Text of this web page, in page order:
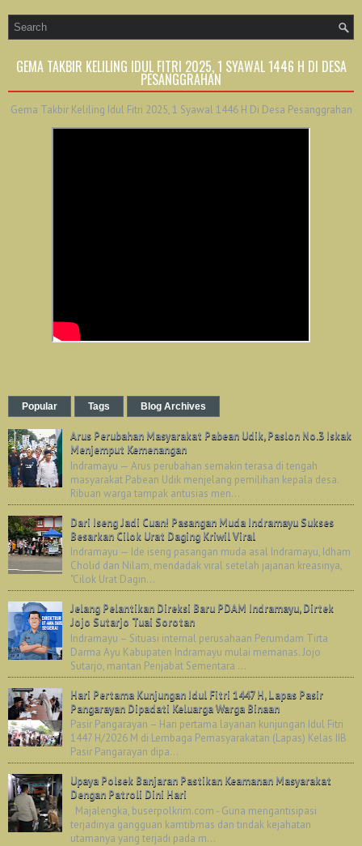
GEMA TAKBIR KELILING IDUL FITRI 2025, 1 SYAWAL 1446 H DI DESA
PESANGGRAHAN
Gema Takbir Keliling Idul Fitri 2025, 1 Syawal 1446 H Di Desa Pesanggrahan
Popular Tags Blog Archives
Arus Perubahan Masyarakat Pabean Udik, Paslon No.3 Iskak
Menjemput Kemenangan
Indramayu — Arus perubahan semakin terasa di tengah
masyarakat Pabean Udik menjelang pemilihan kepala desa.
Ribuan warga tampak antusias men...
Dari Iseng Jadi Cuan! Pasangan Muda Indramayu Sukses
Besarkan Cilok Urat Daging Kriwil Viral
Indramayu — Ide iseng pasangan muda asal Indramayu, Idham
Cholid dan Nilam, mendadak viral setelah jajanan kreasinya,
"Cilok Urat Dagin...
Jelang Pelantikan Direksi Baru PDAM Indramayu, Dirtek
Jojo Sutarjo Tuai Sorotan
Indramayu – Situasi internal perusahaan Perumdam Tirta
Darma Ayu Kabupaten Indramayu mulai memanas. Jojo
Sutarjo, mantan Penjabat Sementara ...
Hari Pertama Kunjungan Idul Fitri 1447 H, Lapas Pasir
Pangarayan Dipadati Keluarga Warga Binaan
Pasir Pangarayan – Hari pertama layanan kunjungan Idul Fitri
1447 H/2026 M di Lembaga Pemasyarakatan (Lapas) Kelas IIB
Pasir Pangarayan dipa...
Upaya Polsek Banjaran Pastikan Keamanan Masyarakat
Dengan Patroli Dini Hari
Majalengka, buserpolkrim.com - Guna mengantisipasi
terjadinya gangguan kamtibmas dan tindak kejahatan
utamanya yang terjadi pada m...